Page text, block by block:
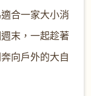
合一家大小消
末，一起趁著
向戶外的大自